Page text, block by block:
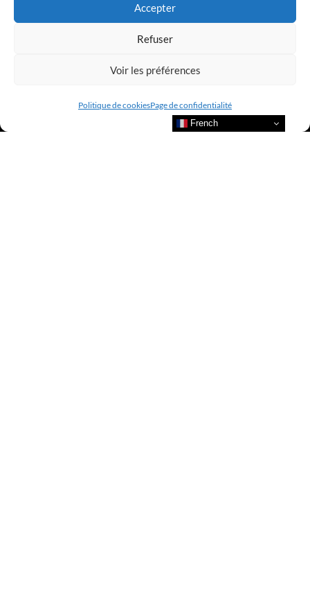
Accepter
Refuser
Voir les préférences
Politique de cookiesPage de confidentialité
French